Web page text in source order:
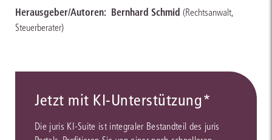
Herausgeber/Autoren: Bernhard Schmid (Rechtsanwalt,
Steuerberater)
Jetzt mit KI-Unterstützung*
Die juris KI-Suite ist integraler Bestandteil des juris